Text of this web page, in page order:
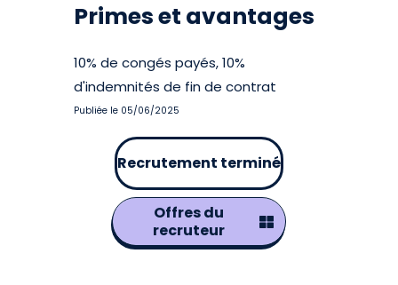
Primes et avantages
10% de congés payés, 10%
d'indemnités de fin de contrat
Publiée le 05/06/2025
Recrutement terminé
Offres du
recruteur